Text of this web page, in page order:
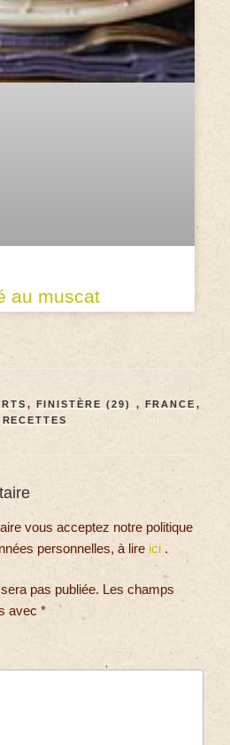
au muscat
, FINISTÈRE (29) , FRANCE ,
RECETTES
vous acceptez notre politique
personnelles, à lire ici .
pas publiée. Les champs
avec *